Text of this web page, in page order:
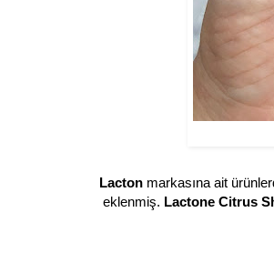
Lactonmarkasına ait
eklenmiş. Lactone Citrus